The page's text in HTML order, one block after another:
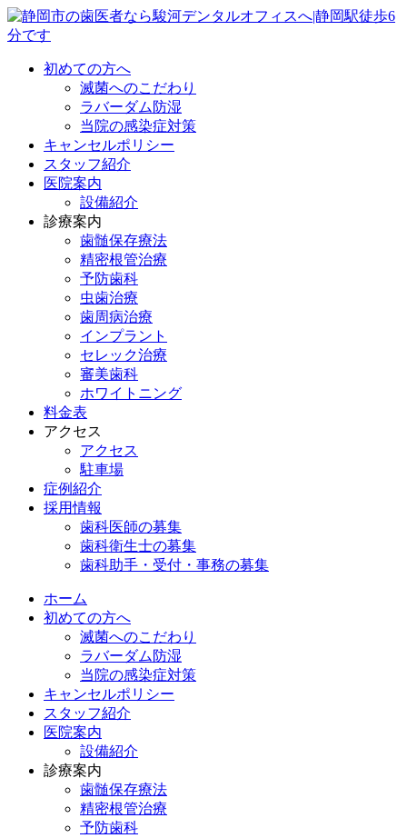
初めての方へ
滅菌へのこだわり
ラバーダム防湿
当院の感染症対策
キャンセルポリシー
スタッフ紹介
医院案内
設備紹介
診療案内
歯髄保存療法
精密根管治療
予防歯科
虫歯治療
歯周病治療
インプラント
セレック治療
審美歯科
ホワイトニング
料金表
アクセス
アクセス
駐車場
症例紹介
採用情報
歯科医師の募集
歯科衛生士の募集
歯科助手・受付・事務の募集
ホーム
初めての方へ
滅菌へのこだわり
ラバーダム防湿
当院の感染症対策
キャンセルポリシー
スタッフ紹介
医院案内
設備紹介
診療案内
歯髄保存療法
精密根管治療
予防歯科